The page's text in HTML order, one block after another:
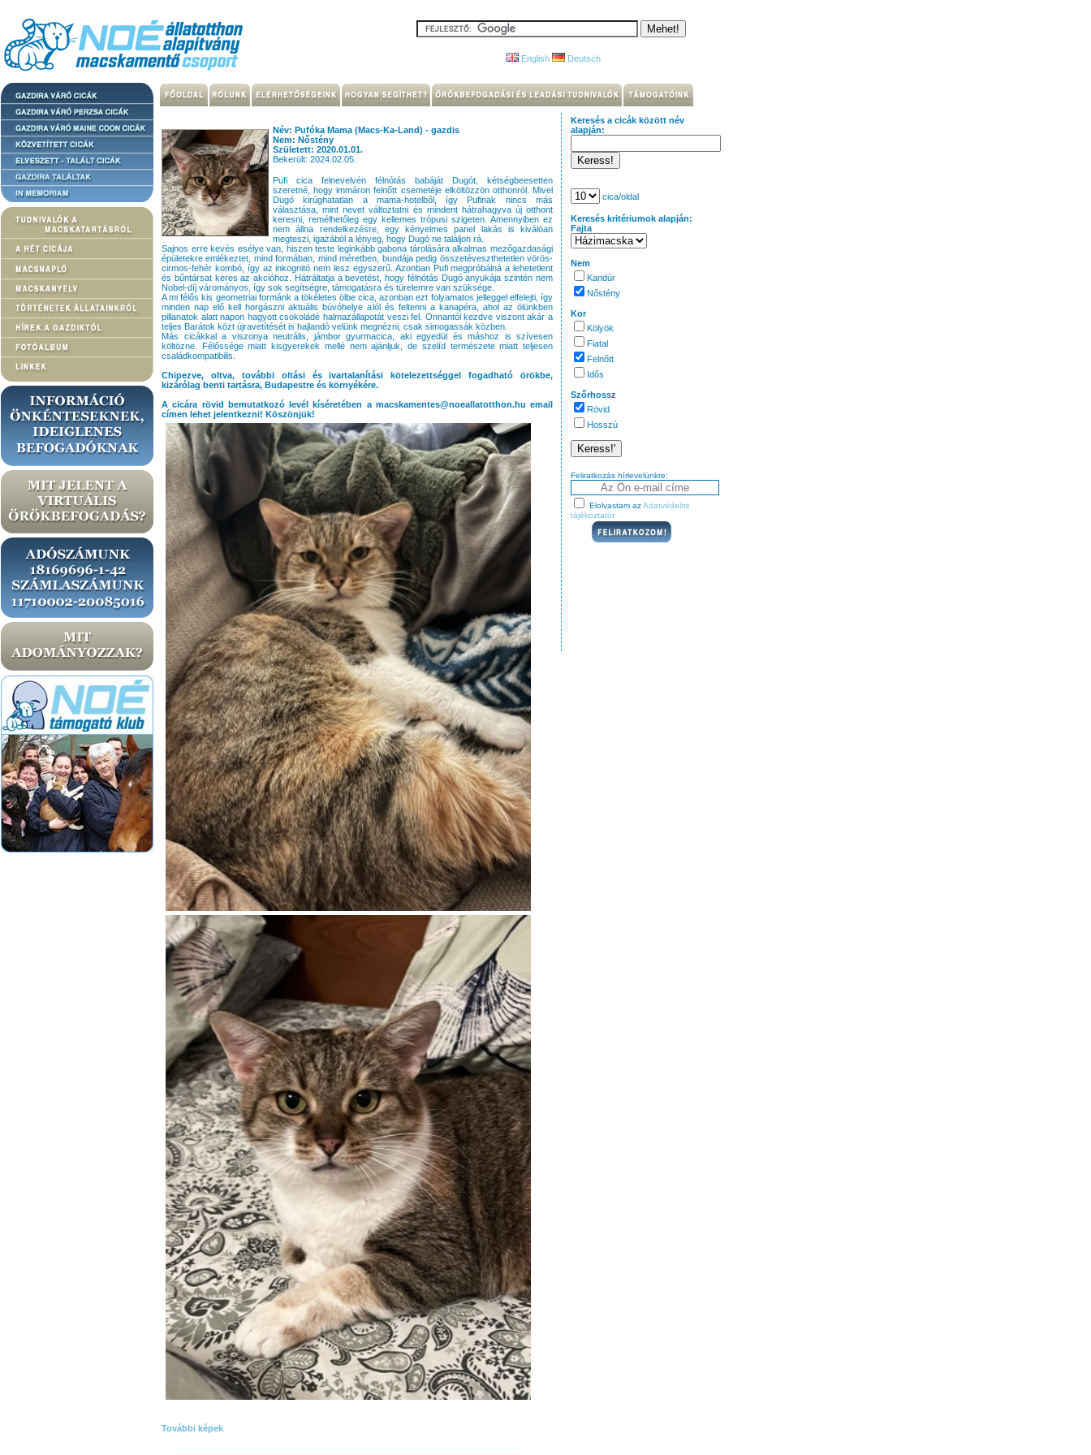
English Deutsch
Keresés a cicák között név
alapján:
cica/oldal
Keresés kritériumok alapján:
Fajta
Nem
Kandúr
Nőstény
Kor
Kölyök
Fiatal
Felnőtt
Idős
Szőrhossz
Rövid
Hosszú
Feliratkozás hírlevelünkre:
Elolvastam azAdatvédelmi
tájékoztatót
Név: Pufóka Mama (Macs-Ka-Land) - gazdis
Nem: Nőstény
Született: 2020.01.01.
Bekerült: 2024.02.05.
Pufi cica felnevelvén félnótás babáját Dugót, kétségbeesetten
szeretné, hogy immáron felnőtt csemetéje elköltözzön otthonról. Mivel
Dugó kirúghatatlan a mama-hotelből, így Pufinak nincs más
választása, mint nevet változtatni és mindent hátrahagyva új otthont
keresni, remélhetőleg egy kellemes trópusi szigeten. Amennyiben ez
nem állna rendelkezésre, egy kényelmes panel lakás is kiválóan
megteszi, igazából a lényeg, hogy Dugó ne találjon rá.
Sajnos erre kevés esélye van, hiszen teste leginkább gabona tárolására alkalmas mezőgazdasági
épületekre emlékeztet, mind formában, mind méretben, bundája pedig összetéveszthetetlen vörös-
cirmos-fehér kombó, így az inkognitó nem lesz egyszerű. Azonban Pufi megpróbálná a lehetetlent
és bűntársat keres az akcióhoz. Hátráltatja a bevetést, hogy félnótás Dugó anyukája szintén nem
Nobel-díj várományos, így sok segítségre, támogatásra és türelemre van szüksége.
A mi félős kis geometriai formánk a tökéletes ölbe cica, azonban ezt folyamatos jelleggel elfelejti, így
minden nap elő kell horgászni aktuális búvóhelye alól és feltenni a kanapéra, ahol az ölünkben
pillanatok alatt napon hagyott csokoládé halmazállapotát veszi fel. Onnantól kezdve viszont akár a
teljes Barátok közt újravetítését is hajlandó velünk megnézni, csak simogassák közben.
Más cicákkal a viszonya neutrális, jámbor gyurmacica, aki egyedül és máshoz is szívesen
költözne. Félőssége miatt kisgyerekek mellé nem ajánljuk, de szelíd természete miatt teljesen
családkompatibilis.
Chipezve, oltva, további oltási és ivartalanítási kötelezettséggel fogadható örökbe,
kizárólag benti tartásra, Budapestre és környékére.
A cicára rövid bemutatkozó levél kíséretében a macskamentes@noeallatotthon.hu email
címen lehet jelentkezni! Köszönjük!
További képek